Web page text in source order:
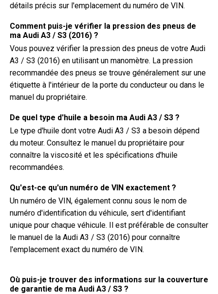
détails précis sur l'emplacement du numéro de VIN.
Comment puis-je vérifier la pression des pneus de
ma Audi A3 / S3 (2016) ?
Vous pouvez vérifier la pression des pneus de votre Audi
A3 / S3 (2016) en utilisant un manomètre. La pression
recommandée des pneus se trouve généralement sur une
étiquette à l'intérieur de la porte du conducteur ou dans le
manuel du propriétaire.
De quel type d'huile a besoin ma Audi A3 / S3 ?
Le type d'huile dont votre Audi A3 / S3 a besoin dépend
du moteur. Consultez le manuel du propriétaire pour
connaître la viscosité et les spécifications d'huile
recommandées.
Qu'est-ce qu'un numéro de VIN exactement ?
Un numéro de VIN, également connu sous le nom de
numéro d'identification du véhicule, sert d'identifiant
unique pour chaque véhicule. Il est préférable de consulter
le manuel de la Audi A3 / S3 (2016) pour connaître
l'emplacement exact du numéro de VIN.
Où puis-je trouver des informations sur la couverture
de garantie de ma Audi A3 / S3 ?